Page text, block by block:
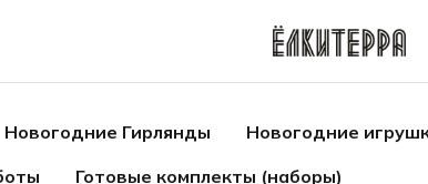
Новогодние Гирлянды
Новогодние
Готовые комплекты (наборы)